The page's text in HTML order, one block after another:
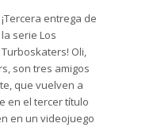
¡Tercera entrega de
la serie Los
Turboskaters! Oli,
son tres amigos
que vuelven a
en el tercer título
en un videojuego